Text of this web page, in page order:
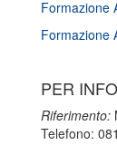
Formazione
Formazione
PER
Riferimento:
Telefono: